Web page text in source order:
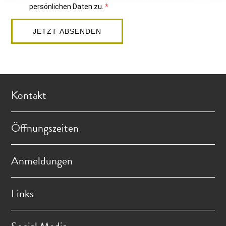
persönlichen Daten zu.
JETZT ABSENDEN
Kontakt
Öffnungszeiten
Anmeldungen
Links